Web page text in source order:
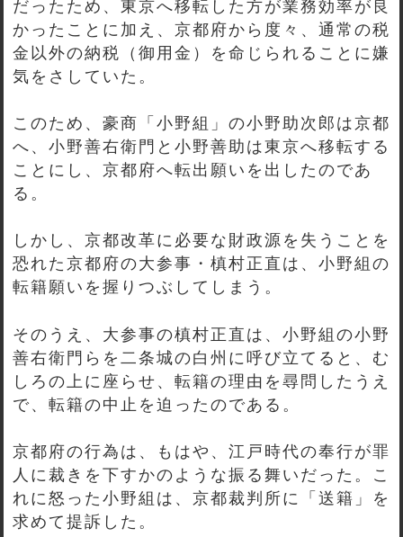
だったため、東京へ移転した方が業務効率が良
かったことに加え、京都府から度々、通常の税
金以外の納税（御用金）を命じられることに嫌
気をさしていた。
このため、豪商「小野組」の小野助次郎は京都
へ、小野善右衛門と小野善助は東京へ移転する
ことにし、京都府へ転出願いを出したのであ
る。
しかし、京都改革に必要な財政源を失うことを
恐れた京都府の大参事・槙村正直は、小野組の
転籍願いを握りつぶしてしまう。
そのうえ、大参事の槙村正直は、小野組の小野
善右衛門らを二条城の白州に呼び立てると、む
しろの上に座らせ、転籍の理由を尋問したうえ
で、転籍の中止を迫ったのである。
京都府の行為は、もはや、江戸時代の奉行が罪
人に裁きを下すかのような振る舞いだった。こ
れに怒った小野組は、京都裁判所に「送籍」を
求めて提訴した。